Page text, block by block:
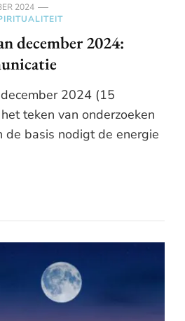
2024
december 2024:
2024 (15
teken van onderzoeken
de basis nodigt de energie